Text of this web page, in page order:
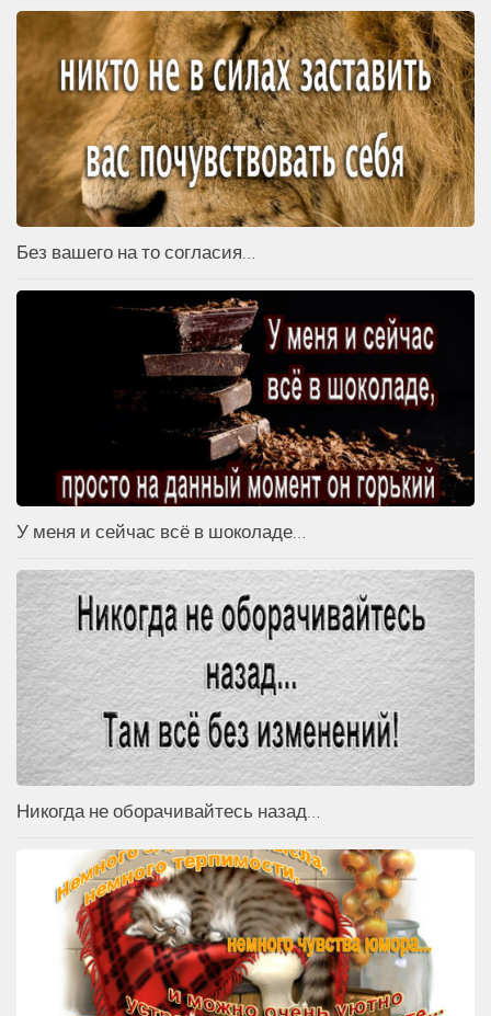
Без вашего на то согласия…
У меня и сейчас всё в шоколаде…
Никогда не оборачивайтесь назад…